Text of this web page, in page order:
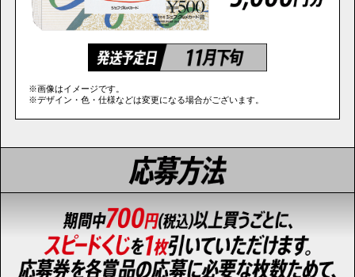
※画像はイメージです。
※デザイン・色・仕様などは変更になる場合がございます。